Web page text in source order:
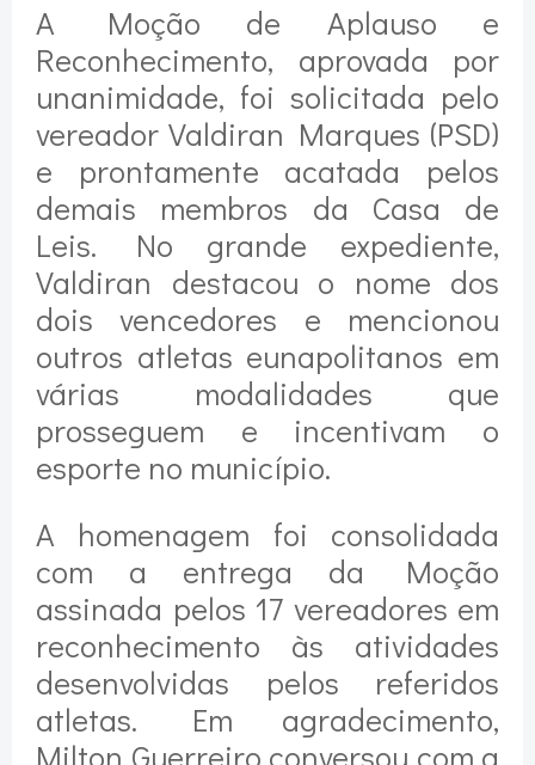
A Moção de Aplauso e
Reconhecimento, aprovada por
unanimidade, foi solicitada pelo
vereador Valdiran Marques (PSD)
e prontamente acatada pelos
demais membros da Casa de
Leis. No grande expediente,
Valdiran destacou o nome dos
dois vencedores e mencionou
outros atletas eunapolitanos em
várias modalidades que
prosseguem e incentivam o
esporte no município.
A homenagem foi consolidada
com a entrega da Moção
assinada pelos 17 vereadores em
reconhecimento às atividades
desenvolvidas pelos referidos
atletas. Em agradecimento,
Milton Guerreiro conversou com a